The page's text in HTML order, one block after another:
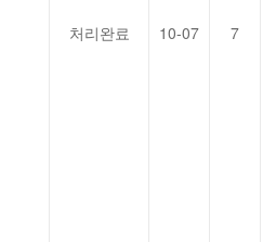
처리완료 10-07 7